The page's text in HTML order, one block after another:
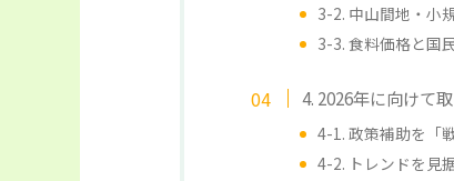
3-2. 中山間地・小
3-3. 食料価格と国
4. 2026年に向けて
4-1. 政策補助を「
4-2. トレンドを見